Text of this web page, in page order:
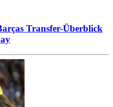
Transfer-Überblick